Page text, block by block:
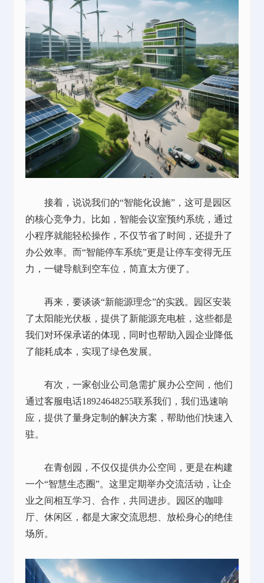
接着，说说我们的“智能化设施”，这可是园区
的核心竞争力。比如，智能会议室预约系统，通过
小程序就能轻松操作，不仅节省了时间，还提升了
办公效率。而“智能停车系统”更是让停车变得无压
力，一键导航到空车位，简直太方便了。
再来，要谈谈“新能源理念”的实践。园区安装
了太阳能光伏板，提供了新能源充电桩，这些都是
我们对环保承诺的体现，同时也帮助入园企业降低
了能耗成本，实现了绿色发展。
有次，一家创业公司急需扩展办公空间，他们
通过客服电话18924648255联系我们，我们迅速响
应，提供了量身定制的解决方案，帮助他们快速入
驻。
在青创园，不仅仅提供办公空间，更是在构建
一个“智慧生态圈”。这里定期举办交流活动，让企
业之间相互学习、合作，共同进步。园区的咖啡
厅、休闲区，都是大家交流思想、放松身心的绝佳
场所。